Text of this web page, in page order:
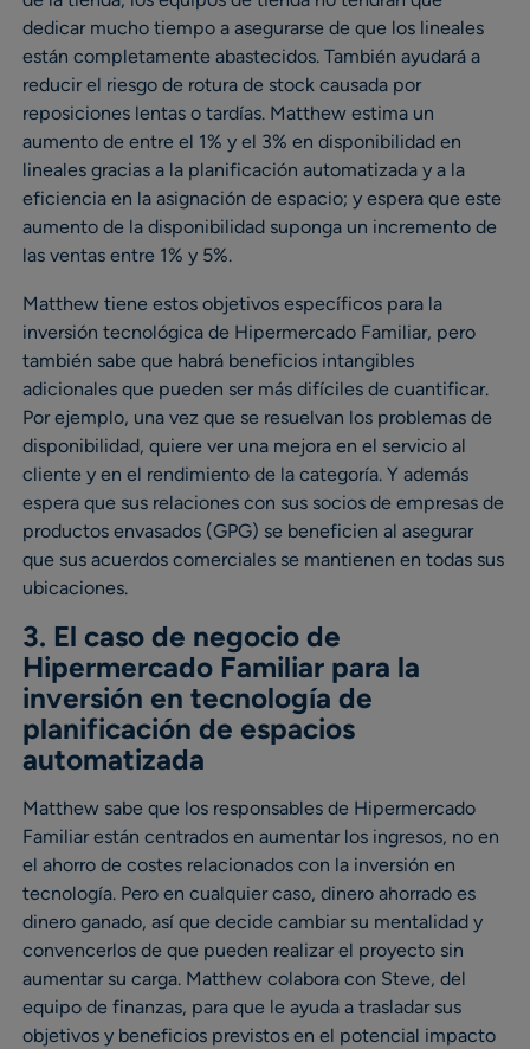
dedicar mucho tiempo a asegurarse de que los lineales
están completamente abastecidos. También ayudará a
reducir el riesgo de rotura de stock causada por
reposiciones lentas o tardías. Matthew estima un
aumento de entre el 1% y el 3% en disponibilidad en
lineales gracias a la planificación automatizada y a la
eficiencia en la asignación de espacio; y espera que este
aumento de la disponibilidad suponga un incremento de
las ventas entre 1% y 5%.
Matthew tiene estos objetivos específicos para la
inversión tecnológica de Hipermercado Familiar, pero
también sabe que habrá beneficios intangibles
adicionales que pueden ser más difíciles de cuantificar.
Por ejemplo, una vez que se resuelvan los problemas de
disponibilidad, quiere ver una mejora en el servicio al
cliente y en el rendimiento de la categoría. Y además
espera que sus relaciones con sus socios de empresas de
productos envasados (GPG) se beneficien al asegurar
que sus acuerdos comerciales se mantienen en todas sus
ubicaciones.
3. El caso de negocio de
Hipermercado Familiar para la
inversión en tecnología de
planificación de espacios
automatizada
Matthew sabe que los responsables de Hipermercado
Familiar están centrados en aumentar los ingresos, no en
el ahorro de costes relacionados con la inversión en
tecnología. Pero en cualquier caso, dinero ahorrado es
dinero ganado, así que decide cambiar su mentalidad y
convencerlos de que pueden realizar el proyecto sin
aumentar su carga. Matthew colabora con Steve, del
equipo de finanzas, para que le ayuda a trasladar sus
objetivos y beneficios previstos en el potencial impacto